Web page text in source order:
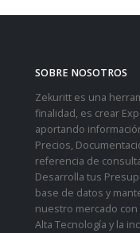
SOBRE NOSOTROS
Zekuritt es una
finalidad, es crear
aportando
Precios,
referencia de
Desarrolla tus
base de datos y
nuestro mercado
Alta Tecnología y la